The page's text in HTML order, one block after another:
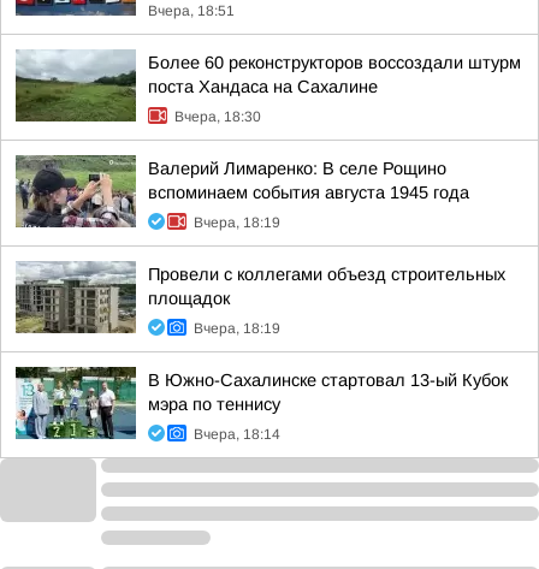
Вчера, 18:51
Более 60 реконструкторов воссоздали штурм
поста Хандаса на Сахалине
Вчера, 18:30
Валерий Лимаренко: В селе Рощино
вспоминаем события августа 1945 года
Вчера, 18:19
Провели с коллегами объезд строительных
площадок
Вчера, 18:19
В Южно-Сахалинске стартовал 13-ый Кубок
мэра по теннису
Вчера, 18:14